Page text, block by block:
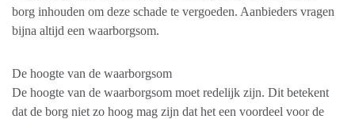
borg inhouden om deze schade te vergoeden. Aanbieders vragen
bijna altijd een waarborgsom.
De hoogte van de waarborgsom
De hoogte van de waarborgsom moet redelijk zijn. Dit betekent
dat de borg niet zo hoog mag zijn dat het een voordeel voor de